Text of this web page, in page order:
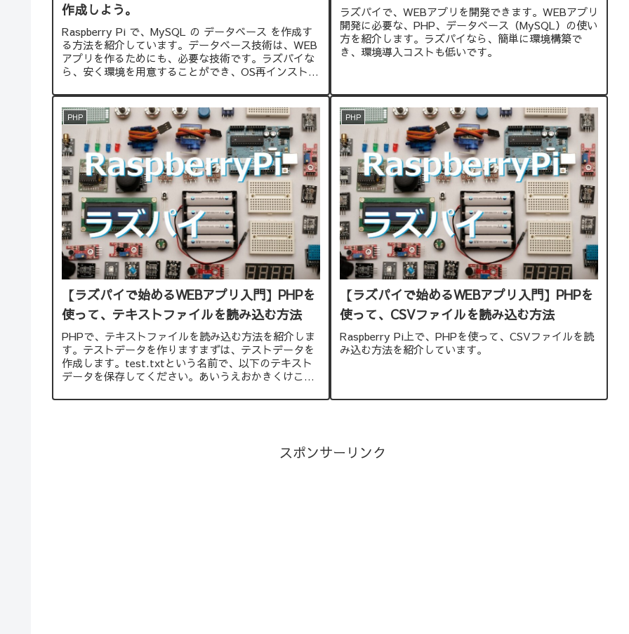
作成しよう。
Raspberry Pi で、MySQL の データベース を作成す
る方法を紹介しています。データベース技術は、WEB
アプリを作るためにも、必要な技術です。ラズパイな
ら、安く環境を用意することができ、OS再インストー
ラズパイで、WEBアプリを開発できます。WEBアプリ
開発に必要な、PHP、データベース（MySQL）の使い
方を紹介します。ラズパイなら、簡単に環境構築で
き、環境導入コストも低いです。
PHP
【ラズパイで始めるWEBアプリ入門】PHPを
使って、テキストファイルを読み込む方法
PHPで、テキストファイルを読み込む方法を紹介しま
す。テストデータを作りますまずは、テストデータを
作成します。test.txtという名前で、以下のテキスト
データを保存してください。あいうえおかきくけこさ
PHP
【ラズパイで始めるWEBアプリ入門】PHPを
使って、CSVファイルを読み込む方法
Raspberry Pi上で、PHPを使って、CSVファイルを読
み込む方法を紹介しています。
スポンサーリンク